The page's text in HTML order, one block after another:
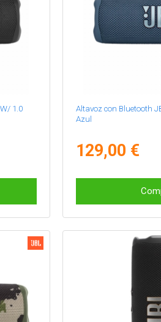
1.0
Altavoz con Bluetooth
Azul
129,00 €